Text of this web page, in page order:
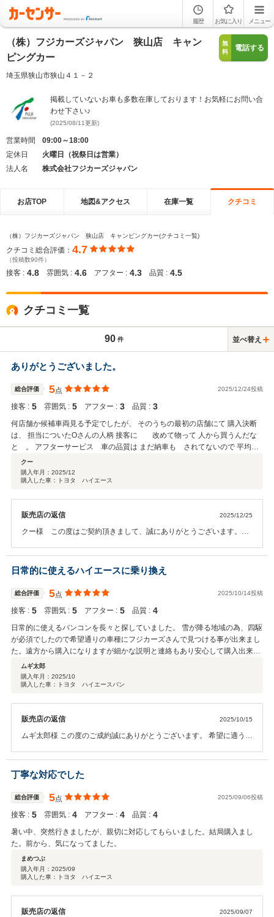
履歴 お気に入り メニュー
（株）フジカーズジャパン 狭山店 キャン
ピングカー
埼玉県狭山市狭山４１－２
無
料
電話する
掲載していないお車も多数在庫しております！お気軽にお問い合
わせ下さい♪
(2025/08/11更新)
営業時間
09:00～18:00
定休日
火曜日（祝祭日は営業）
法人名
株式会社フジカーズジャパン
お店TOP 地図&アクセス 在庫一覧 クチコミ
（株）フジカーズジャパン 狭山店 キャンピングカー(クチコミ一覧)
クチコミ総合評価： 4.7
（投稿数90件）
接客 : 4.8 雰囲気 : 4.6 アフター : 4.3 品質 : 4.5
クチコミ一覧
90 件 並べ替え
ありがとうございました。
総合評価 5点 2025/12/24投稿
接客 : 5 雰囲気 : 5 アフター : 3 品質 : 3
何店舗か候補車両見る予定でしたが、 そのうちの最初の店舗にて 購入決断
は、 担当についたOさんの人柄 接客に 改めて物って 人から買うんだな
と 。 アフターサービス 車の品質は まだ納車も されてないので 平均点
にさせていただきました。 現在 納車までに 付けてもらいたいパーツ サブ
バッテリー容量も含めて 吟味中です。 ですので、あと2、3回打ち合わせか
な Oさん 今後ともよろしくお願いします。
クー
購入年月： 2025/12
購入した車：トヨタ ハイエース
販売店の返信 2025/12/25
クー様 この度はご契約頂きまして、誠にありがとうございます。ま
追加の取り付け部品等も是非ご相談ください。ご納車までお時間頂き
ますがより気に入っていただける車輌になるよう整備等進めさせてい
ただきますので今後とも宜しくお願い致します。
日常的に使えるハイエースに乗り換え
総合評価 5点 2025/10/14投稿
接客 : 5 雰囲気 : 5 アフター : 5 品質 : 4
日常的に使えるバンコンを長々と探していました。 雪が降る地域の為、四駆
が必須でしたので希望通りの車種にフジカーズさんで見つける事が出来まし
た。遠方から購入になりますが細かな説明と連絡もあり安心して購入出来ま
した。
ムギ太郎
購入年月： 2025/10
購入した車：トヨタ ハイエースバン
販売店の返信 2025/10/15
ムギ太郎様 この度のご成約誠にありがとうございます。 希望に適う車
車まで少々お時間は頂きますが、引き続きよろしくお願いいたしま
す。
丁寧な対応でした
総合評価 5点 2025/09/06投稿
接客 : 5 雰囲気 : 4 アフター : 4 品質 : 4
暑い中、突然行きましたが、親切に対応してもらいました。結局購入まし
た。前から、気になってました。
まめつぶ
購入年月： 2025/09
購入した車：トヨタ ハイエース
販売店の返信 2025/09/07